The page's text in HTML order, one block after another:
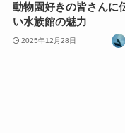
動物園好きの皆さんに
い水族館の魅力
2025年12月28日